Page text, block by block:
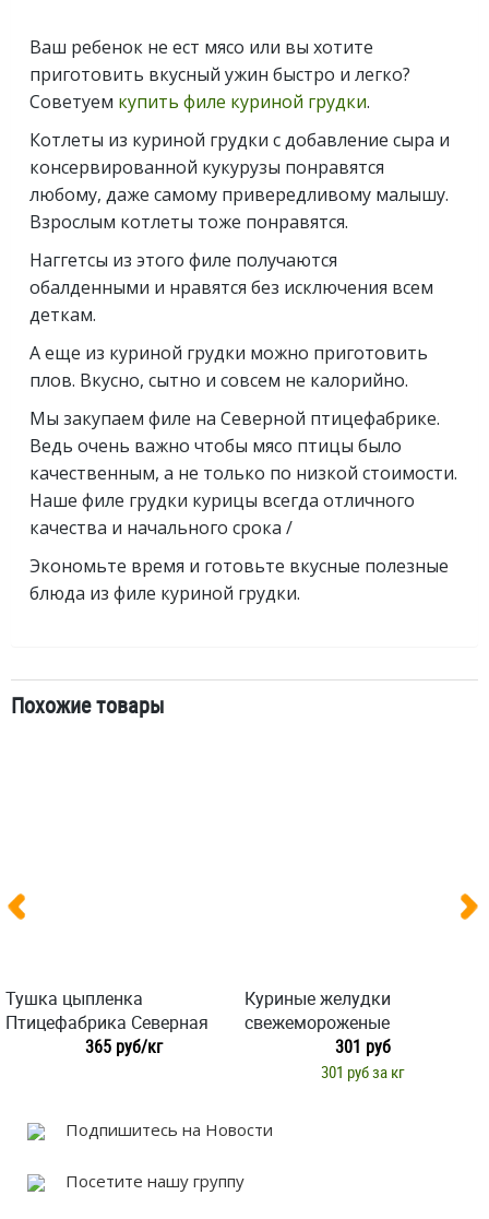
Ваш ребенок не ест мясо или вы хотите
приготовить вкусный ужин быстро и легко?
Советуем купить филе куриной грудки.
Котлеты из куриной грудки с добавление сыра и
консервированной кукурузы понравятся
любому, даже самому привередливому малышу.
Взрослым котлеты тоже понравятся.
Наггетсы из этого филе получаются
обалденными и нравятся без исключения всем
деткам.
А еще из куриной грудки можно приготовить
плов. Вкусно, сытно и совсем не калорийно.
Мы закупаем филе на Северной птицефабрике.
Ведь очень важно чтобы мясо птицы было
качественным, а не только по низкой стоимости.
Наше филе грудки курицы всегда отличного
качества и начального срока /
Экономьте время и готовьте вкусные полезные
блюда из филе куриной грудки.
Похожие товары
Тушка цыпленка
Птицефабрика Северная
365 руб/кг
Куриные желудки
свежемороженые
301 руб
301 руб за кг
Подпишитесь на Новости
Посетите нашу группу